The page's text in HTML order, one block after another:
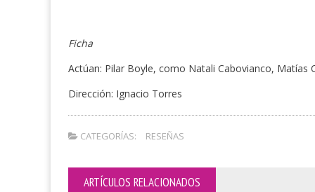
Ficha
Actúan: Pilar Boyle, como Natali Cabovianco, Matías
Dirección: Ignacio Torres
CATEGORÍAS: RESEÑAS
ARTÍCULOS RELACIONADOS